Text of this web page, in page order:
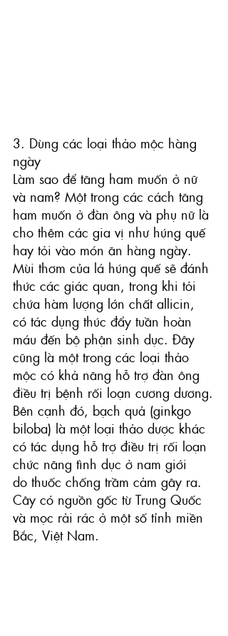
3. Dùng các loại thảo mộc hàng
ngày
Làm sao để tăng ham muốn ở nữ
và nam? Một trong các cách tăng
ham muốn ở đàn ông và phụ nữ là
cho thêm các gia vị như húng quế
hay tỏi vào món ăn hàng ngày.
Mùi thơm của lá húng quế sẽ đánh
thức các giác quan, trong khi tỏi
chứa hàm lượng lớn chất allicin,
có tác dụng thúc đẩy tuần hoàn
máu đến bộ phận sinh dục. Đây
cũng là một trong các loại thảo
mộc có khả năng hỗ trợ đàn ông
điều trị bệnh rối loạn cương dương.
Bên cạnh đó, bạch quả (ginkgo
biloba) là một loại thảo dược khác
có tác dụng hỗ trợ điều trị rối loạn
chức năng tình dục ở nam giới
do thuốc chống trầm cảm gây ra.
Cây có nguồn gốc từ Trung Quốc
và mọc rải rác ở một số tỉnh miền
Bắc, Việt Nam.